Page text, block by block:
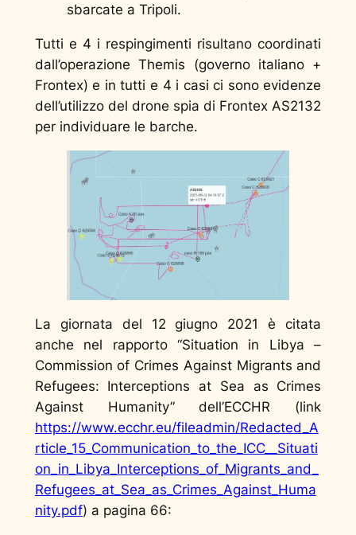
sbarcate a Tripoli.
Tutti e 4 i respingimenti risultano coordinati
dall’operazione Themis (governo italiano +
Frontex) e in tutti e 4 i casi ci sono evidenze
dell’utilizzo del drone spia di Frontex AS2132
per individuare le barche.
La giornata del 12 giugno 2021 è citata
anche nel rapporto “Situation in Libya –
Commission of Crimes Against Migrants and
Refugees: Interceptions at Sea as Crimes
Against Humanity” dell’ECCHR (link
https://www.ecchr.eu/fileadmin/Redacted_A
rticle_15_Communication_to_the_ICC__Situati
on_in_Libya_Interceptions_of_Migrants_and_
Refugees_at_Sea_as_Crimes_Against_Huma
nity.pdf) a pagina 66: